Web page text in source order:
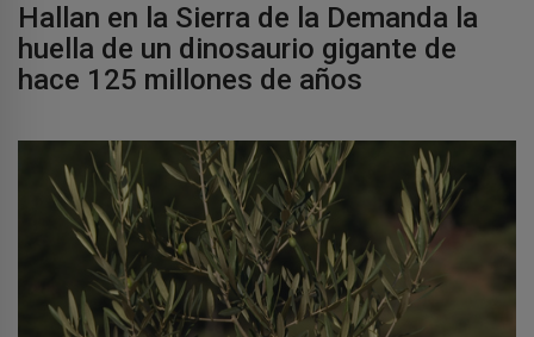
Hallan en la Sierra de la Demanda la
huella de un dinosaurio gigante de
hace 125 millones de años